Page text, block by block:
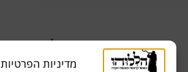
מדיניות הפרטיות
שירות לקוחות
050-774-8845